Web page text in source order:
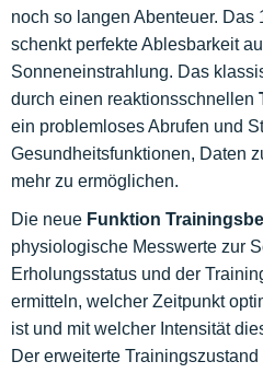
noch so langen Abenteuer. Das
schenkt perfekte Ablesbarkeit
Sonneneinstrahlung. Das
durch einen reaktionsschnellen
ein problemloses Abrufen und
Gesundheitsfunktionen, Daten
mehr zu ermöglichen.
Die neue Funktion
physiologische Messwerte zur
Erholungsstatus und der
ermitteln, welcher Zeitpunkt
ist und mit welcher Intensität
Der erweiterte